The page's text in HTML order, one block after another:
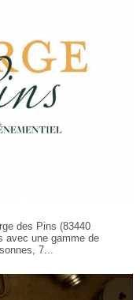
des Pins (83440
avec une gamme de
7...